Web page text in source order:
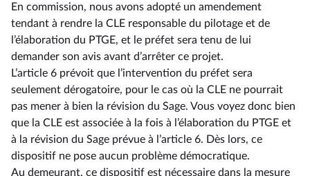
En commission, nous avons adopté un amendement
tendant à rendre la CLE responsable du pilotage et de
l’élaboration du PTGE, et le préfet sera tenu de lui
demander son avis avant d’arrêter ce projet.
L’article 6 prévoit que l’intervention du préfet sera
seulement dérogatoire, pour le cas où la CLE ne pourrait
pas mener à bien la révision du Sage. Vous voyez donc bien
que la CLE est associée à la fois à l’élaboration du PTGE et
à la révision du Sage prévue à l’article 6. Dès lors, ce
dispositif ne pose aucun problème démocratique.
Au demeurant, ce dispositif est nécessaire dans la mesure